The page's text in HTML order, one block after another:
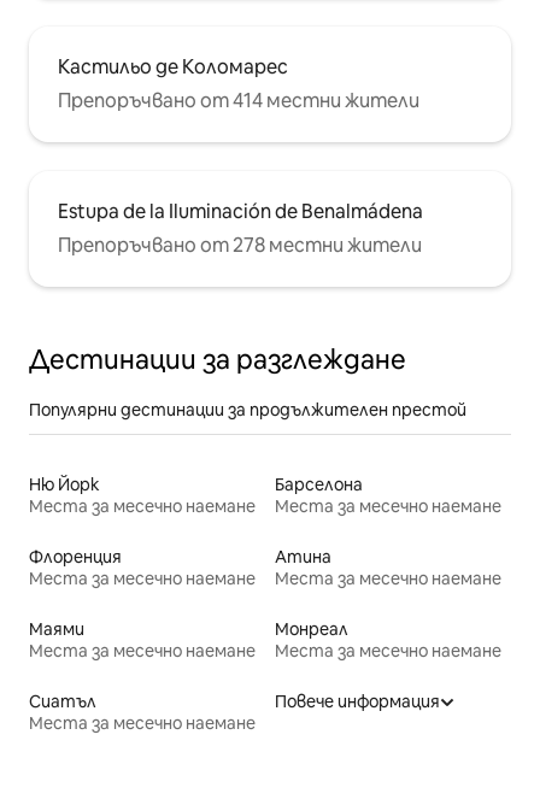
Кастильо де Коломарес
Препоръчвано от 414 местни жители
Estupa de la Iluminación de Benalmádena
Препоръчвано от 278 местни жители
Дестинации за разглеждане
Популярни дестинации за продължителен престой
Ню Йорк
Места за месечно наемане
Барселона
Места за месечно наемане
Флоренция
Места за месечно наемане
Атина
Места за месечно наемане
Маями
Места за месечно наемане
Монреал
Места за месечно наемане
Сиатъл
Места за месечно наемане
Повече информация